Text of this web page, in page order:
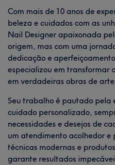
Com mais de 10 anos de
beleza e cuidados com as
Nail Designer apaixonada
origem, mas com uma
dedicação e
especializou em transformar
em verdadeiras obras de
Seu trabalho é pautado pela
cuidado personalizado,
necessidades e desejos de
um atendimento acolhedor e
técnicas modernas e
garante resultados